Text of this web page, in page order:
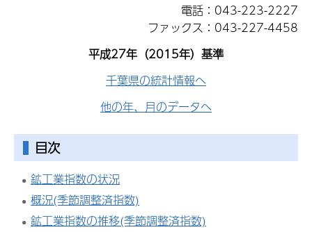
電話：043-223-2227
ファックス：043-227-4458
平成27年（2015年）基準
千葉県の統計情報へ
他の年、月のデータへ
目次
鉱工業指数の状況
概況(季節調整済指数)
鉱工業指数の推移(季節調整済指数)